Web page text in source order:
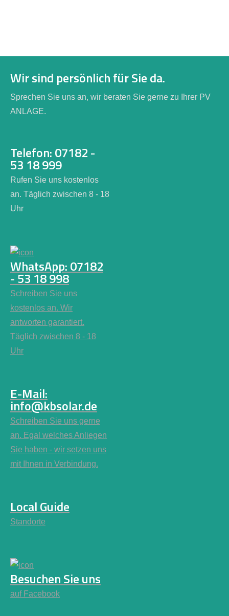
Wir sind persönlich für Sie da.
Sprechen Sie uns an, wir beraten Sie gerne zu Ihrer PV
ANLAGE.
Telefon: 07182 -
53 18 999
Rufen Sie uns kostenlos
an. Täglich zwischen 8 - 18
Uhr
WhatsApp: 07182
- 53 18 998
Schreiben Sie uns
kostenlos an. Wir
antworten garantiert.
Täglich zwischen 8 - 18
Uhr
E-Mail:
info@kbsolar.de
Schreiben Sie uns gerne
an. Egal welches Anliegen
Sie haben - wir setzen uns
mit Ihnen in Verbindung.
Local Guide
Standorte
Besuchen Sie uns
auf Facebook